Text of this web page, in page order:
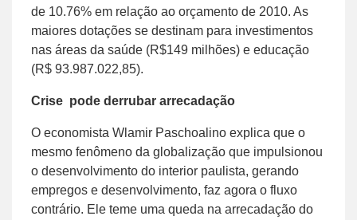
de 10.76% em relação ao orçamento de 2010. As
maiores dotações se destinam para investimentos
nas áreas da saúde (R$149 milhões) e educação
(R$ 93.987.022,85).
Crise pode derrubar arrecadação
O economista Wlamir Paschoalino explica que o
mesmo fenômeno da globalização que impulsionou
o desenvolvimento do interior paulista, gerando
empregos e desenvolvimento, faz agora o fluxo
contrário. Ele teme uma queda na arrecadação do